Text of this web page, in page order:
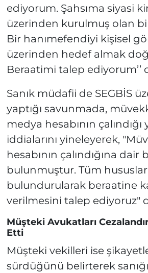
ediyorum. Şahsıma siyasi
üzerinden kurulmuş olan
Bir hanımefendiyi kişisel
üzerinden hedef almak
Beraatimi talep ediyorum’’
Sanık müdafii de SEGBİS
yaptığı savunmada,
medya hesabının
iddialarını yineleyerek,
hesabının çalındığına dair
bulunmuştur. Tüm
bulundurularak beraatine
verilmesini talep ediyoruz"
Müşteki Avukatları
Etti
Müşteki vekilleri ise
sürdüğünü belirterek